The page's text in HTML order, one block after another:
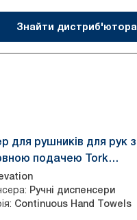
Знайти дистриб'ютора
для рушників для рук з
подачею Tork
Continuous™
: Ручні диспенсери
: Continuous Hand Towels